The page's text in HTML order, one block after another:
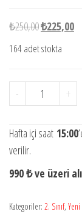
₺250,00Orijinal
fiyat:
₺225,00Şu
164 adet stokta
-
Yeni
Nesil
Soru
Yorum
2.Sınıf
Ürün
+
Hafta içi saat 15:00
verilir.
990 ₺ ve üzeri
Kategoriler: 2. Sınıf,